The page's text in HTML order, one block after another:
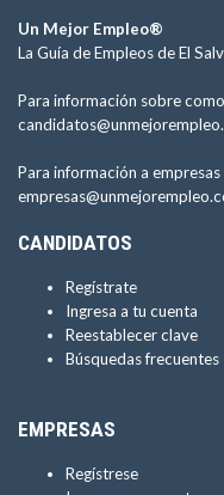
Un Mejor Empleo®
La Guía de Empleos de El
Para información sobre
Para información a
CANDIDATOS
Regístrate
Ingresa a tu cuenta
Reestablecer clave
Búsquedas frecuentes
EMPRESAS
Regístrese